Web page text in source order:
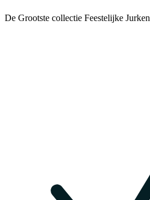
De Grootste collectie Feestelijke Jurken